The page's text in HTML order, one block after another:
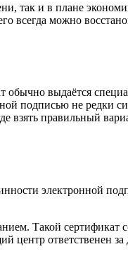
так и в плане
всегда можно
обычно выдаётся
подписью не редки
взять правильный
электронной
Такой сертификат
ответственен за